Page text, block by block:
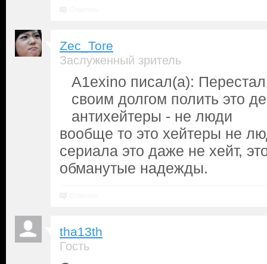
Zec_Tore
Заслуженный зритель
A1exino писал(а):
своим долгом полить это
антихейтеры - не люди
вообще то это хейтеры не
сериала это даже не хейт,
обманутые надежды.
tha13th
Гость